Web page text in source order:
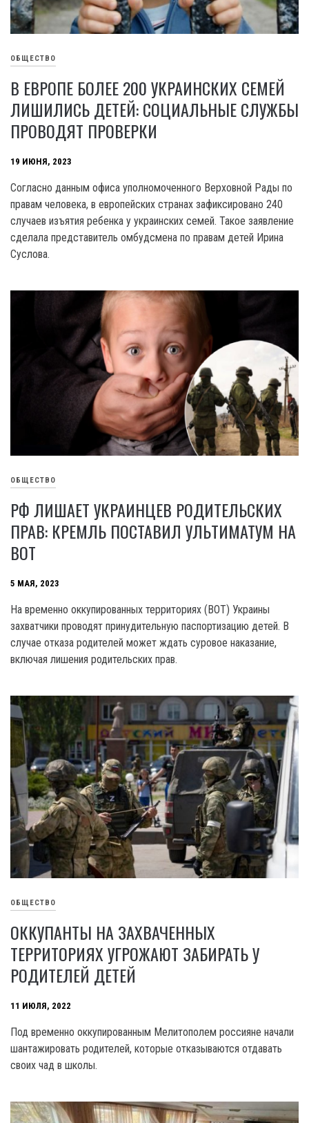
ОБЩЕСТВО
В ЕВРОПЕ БОЛЕЕ 200 УКРАИНСКИХ СЕМЕЙ
ЛИШИЛИСЬ ДЕТЕЙ: СОЦИАЛЬНЫЕ СЛУЖБЫ
ПРОВОДЯТ ПРОВЕРКИ
19 ИЮНЯ, 2023
Согласно данным офиса уполномоченного Верховной Рады по
правам человека, в европейских странах зафиксировано 240
случаев изъятия ребенка у украинских семей. Такое заявление
сделала представитель омбудсмена по правам детей Ирина
Суслова.
ОБЩЕСТВО
РФ ЛИШАЕТ УКРАИНЦЕВ РОДИТЕЛЬСКИХ
ПРАВ: КРЕМЛЬ ПОСТАВИЛ УЛЬТИМАТУМ НА
ВОТ
5 МАЯ, 2023
На временно оккупированных территориях (BOT) Украины
захватчики проводят принудительную паспортизацию детей. В
случае отказа родителей может ждать суровое наказание,
включая лишения родительских прав.
ОБЩЕСТВО
ОККУПАНТЫ НА ЗАХВАЧЕННЫХ
ТЕРРИТОРИЯХ УГРОЖАЮТ ЗАБИРАТЬ У
РОДИТЕЛЕЙ ДЕТЕЙ
11 ИЮЛЯ, 2022
Под временно оккупированным Мелитополем россияне начали
шантажировать родителей, которые отказываются отдавать
своих чад в школы.